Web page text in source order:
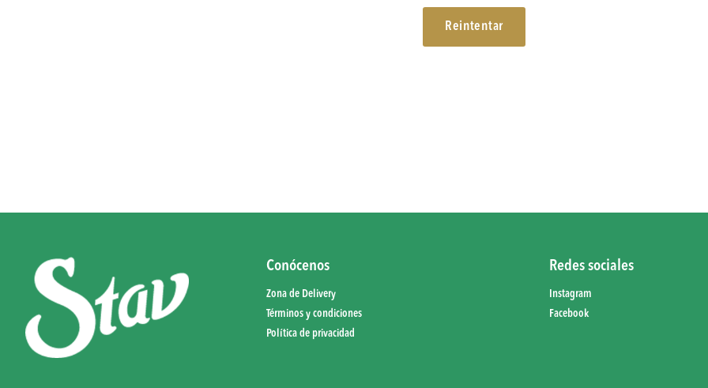
Reintentar
Conócenos
Zona de Delivery
Términos y condiciones
Política de privacidad
Redes sociales
Instagram
Facebook